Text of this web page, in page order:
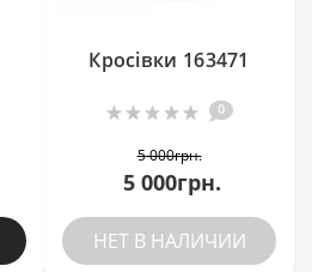
Кросівки 163471
0
5 000грн.
5 000грн.
НЕТ В НАЛИЧИИ